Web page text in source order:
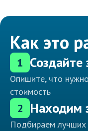
Как это
1 Создайте
Опишите, что
стоимость
2 Находим
Подбираем лучших